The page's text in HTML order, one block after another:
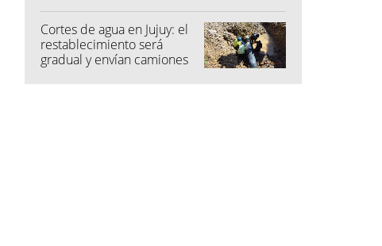
Cortes de agua en Jujuy: el
restablecimiento será
gradual y envían camiones